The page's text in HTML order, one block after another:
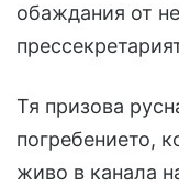
обаждания от
Тя призова
погребението,
живо в канала